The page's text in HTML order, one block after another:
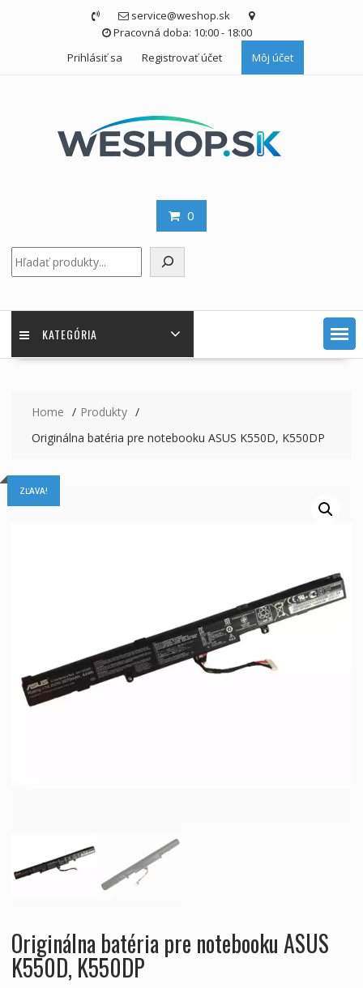
service@weshop.sk
Pracovná doba: 10:00 - 18:00
Prihlásiť sa
Registrovať účet Môj účet
0
KATEGÓRIA
Home
Produkty
Originálna batéria pre notebooku ASUS K550D, K550DP
ZĽAVA!
Originálna batéria pre notebooku ASUS
K550D, K550DP